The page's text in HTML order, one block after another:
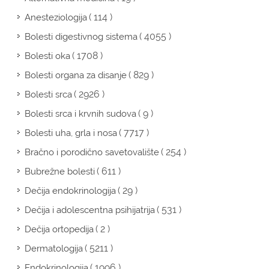
Anesteziologija( 114 )
Bolesti digestivnog sistema( 4055 )
Bolesti oka( 1708 )
Bolesti organa za disanje( 829 )
Bolesti srca( 2926 )
Bolesti srca i krvnih sudova( 9 )
Bolesti uha, grla i nosa( 7717 )
Bračno i porodično savetovalište( 254 )
Bubrežne bolesti( 611 )
Dečija endokrinologija( 29 )
Dečija i adolescentna psihijatrija( 531 )
Dečija ortopedija( 2 )
Dermatologija( 5211 )